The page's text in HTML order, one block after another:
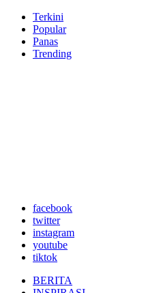
Terkini
Popular
Panas
Trending
facebook
twitter
instagram
youtube
tiktok
BERITA